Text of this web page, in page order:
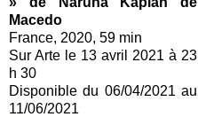
Macedo
France, 2020, 59 min
Sur Arte le 13 avril 2021 à 23
h 30
Disponible du 06/04/2021 au
11/06/2021